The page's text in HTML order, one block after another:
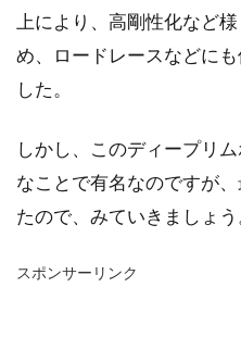
上により、高剛性化など
め、ロードレースなどに
した。
しかし、このディープリ
なことで有名なのですが
たので、みていきましょう
スポンサーリンク